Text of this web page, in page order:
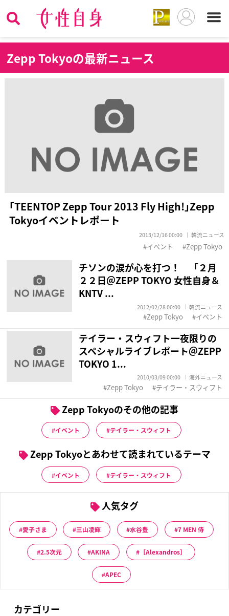
Zepp Tokyoの最新ニュース
｢TEENTOP Zepp Tour 2013 Fly High!｣Zepp
Tokyoイベントレポート
2013/12/16 00:00 韓流ニュース
イベント Zepp Tokyo
チソンの涙が心を打つ！ 「２月
２２日＠ZEPP TOKYO 女性自身＆
KNTV ...
2012/02/28 00:00 韓流ニュース
Zepp Tokyo イベント
テイラー・スウィフト一夜限りの
スペシャルライブレポート＠ZEPP
TOKYO 1...
2010/03/09 00:00 海外ニュース
Zepp Tokyo テイラー・スウィフト
Zepp Tokyoのその他の記事
イベント テイラー・スウィフト
Zepp Tokyoとあわせて読まれているテーマ
イベント テイラー・スウィフト
人気タグ
愛子さま 三山凌輝 水谷豊 7 MEN 侍
2.5次元 AKINA ［Alexandros］
APEC
カテゴリー